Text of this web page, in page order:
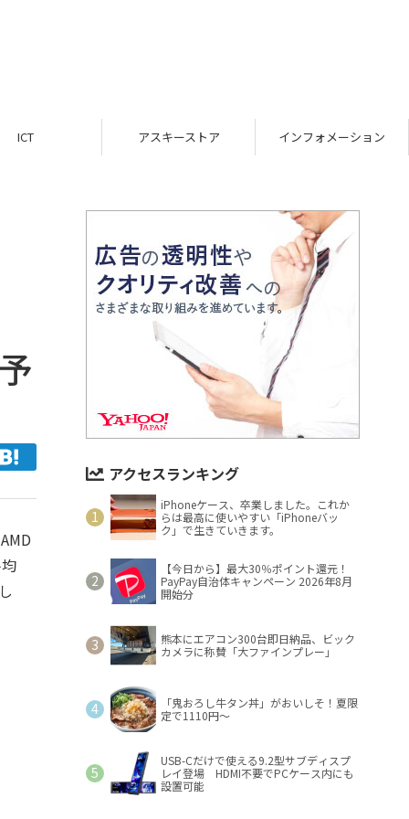
ICT アスキーストア インフォメーション
アクセスランキング
iPhoneケース、卒業しました。これか
らは最高に使いやすい「iPhoneバッ
ク」で生きていきます。
【今日から】最大30％ポイント還元！
PayPay自治体キャンペーン 2026年8月
開始分
熊本にエアコン300台即日納品、ビック
カメラに称賛「大ファインプレー」
「鬼おろし牛タン丼」がおいしそ！夏限
定で1110円～
USB-Cだけで使える9.2型サブディスプ
レイ登場 HDMI不要でPCケース内にも
設置可能